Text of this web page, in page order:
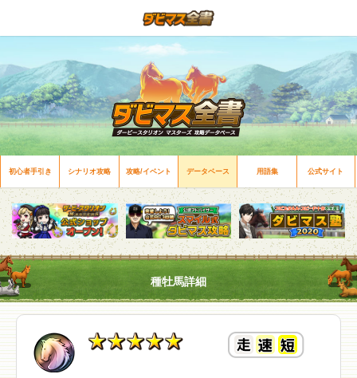
初心者手引き シナリオ攻略 攻略/イベント データベース 用語集 公式サイト
種牡馬詳細